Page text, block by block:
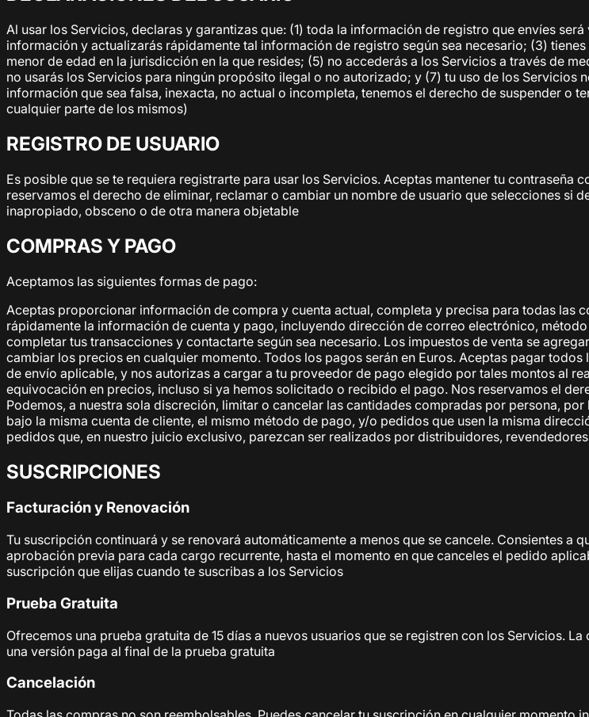
Al usar los Servicios, declaras y garantizas que: (1) toda la información de registro que envíes
información y actualizarás rápidamente tal información de registro según sea necesario; (3)
menor de edad en la jurisdicción en la que resides; (5) no accederás a los Servicios a través de
no usarás los Servicios para ningún propósito ilegal o no autorizado; y (7) tu uso de los
información que sea falsa, inexacta, no actual o incompleta, tenemos el derecho de suspender o
cualquier parte de los mismos)
REGISTRO DE USUARIO
Es posible que se te requiera registrarte para usar los Servicios. Aceptas mantener tu
reservamos el derecho de eliminar, reclamar o cambiar un nombre de usuario que selecciones si
inapropiado, obsceno o de otra manera objetable
COMPRAS Y PAGO
Aceptamos las siguientes formas de pago:
Aceptas proporcionar información de compra y cuenta actual, completa y precisa para todas las
rápidamente la información de cuenta y pago, incluyendo dirección de correo electrónico,
completar tus transacciones y contactarte según sea necesario. Los impuestos de venta se
cambiar los precios en cualquier momento. Todos los pagos serán en Euros. Aceptas pagar
de envío aplicable, y nos autorizas a cargar a tu proveedor de pago elegido por tales montos al
equivocación en precios, incluso si ya hemos solicitado o recibido el pago. Nos reservamos el
Podemos, a nuestra sola discreción, limitar o cancelar las cantidades compradas por persona,
bajo la misma cuenta de cliente, el mismo método de pago, y/o pedidos que usen la misma
pedidos que, en nuestro juicio exclusivo, parezcan ser realizados por distribuidores,
SUSCRIPCIONES
Facturación y Renovación
Tu suscripción continuará y se renovará automáticamente a menos que se cancele. Consientes
aprobación previa para cada cargo recurrente, hasta el momento en que canceles el pedido
suscripción que elijas cuando te suscribas a los Servicios
Prueba Gratuita
Ofrecemos una prueba gratuita de 15 días a nuevos usuarios que se registren con los Servicios.
una versión paga al final de la prueba gratuita
Cancelación